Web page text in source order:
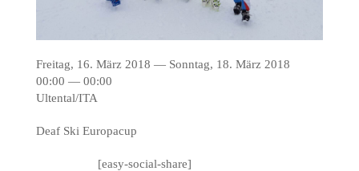
[easy-social-share]
Freitag, 16. März 2018 — Sonntag, 18. März 2018
00:00 — 00:00
Ultental/ITA
Deaf Ski Europacup